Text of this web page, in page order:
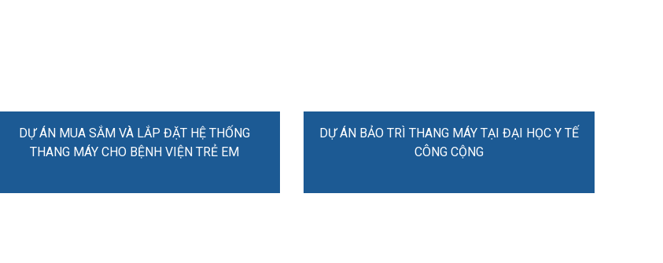
DỰ ÁN MUA SẮM VÀ LẮP ĐẶT HỆ THỐNG
THANG MÁY CHO BỆNH VIỆN TRẺ EM
DỰ ÁN BẢO TRÌ THANG MÁY TẠI ĐẠI HỌC Y TẾ
CÔNG CỘNG